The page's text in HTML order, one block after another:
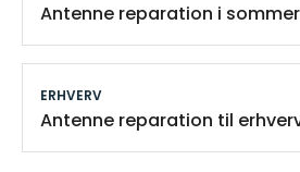
Antenne reparation i
ERHVERV
Antenne reparation til